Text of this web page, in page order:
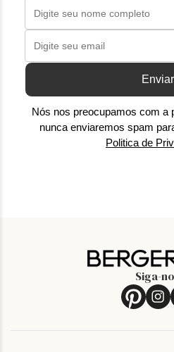
Enviar
Nós nos preocupamos com a
nunca enviaremos spam
Politica de
Siga-